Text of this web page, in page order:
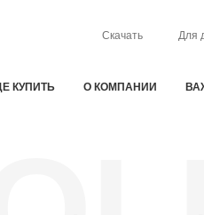
Скачать Для
КУПИТЬ О КОМПАНИИ